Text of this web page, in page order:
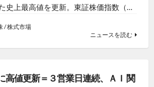
史上最高値を更新。東証株価指数（…
/株式市場
ニュースを読む
高値更新＝３営業日連続、ＡＩ 関